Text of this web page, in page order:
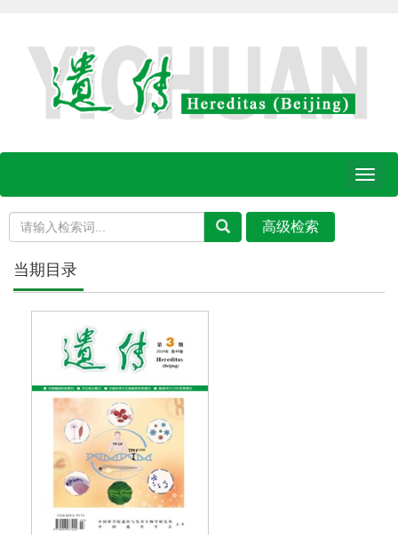
Toggle
当期目录